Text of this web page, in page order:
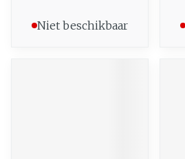
Niet beschikbaar